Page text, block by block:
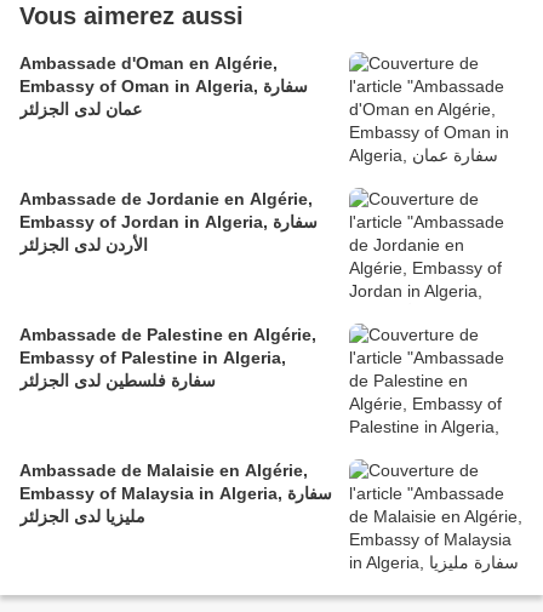
Vous aimerez aussi
Ambassade d'Oman en Algérie,
Embassy of Oman in Algeria, سفارة
عمان لدى الجزلئر
Ambassade de Jordanie en Algérie,
Embassy of Jordan in Algeria, سفارة
الأردن لدى الجزلئر
Ambassade de Palestine en Algérie,
Embassy of Palestine in Algeria,
سفارة فلسطين لدى الجزلئر
Ambassade de Malaisie en Algérie,
Embassy of Malaysia in Algeria, سفارة
مليزيا لدى الجزلئر